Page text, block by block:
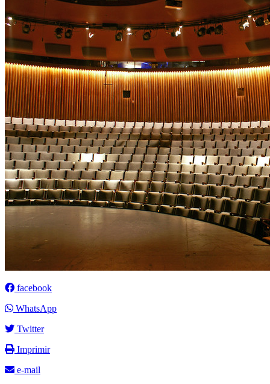
facebook
WhatsApp
Twitter
Imprimir
e-mail